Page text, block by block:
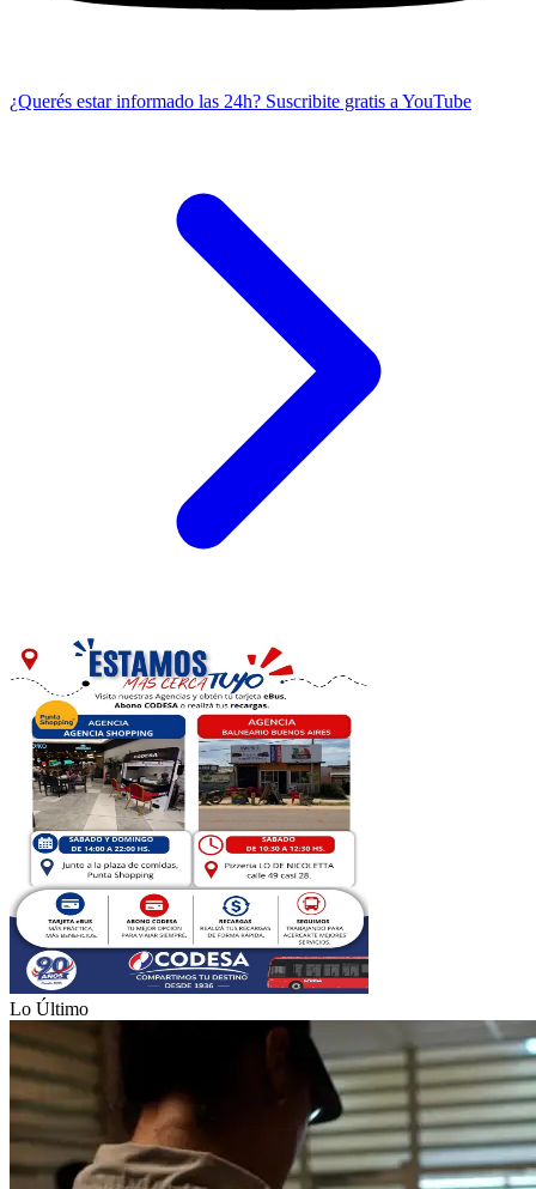
¿Querés estar informado las 24h? Suscribite gratis a YouTube
Lo Último